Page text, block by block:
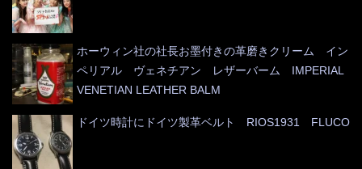
ホーウィン社の社長お墨付きの革磨きクリーム イン
ペリアル ヴェネチアン レザーバーム IMPERIAL
VENETIAN LEATHER BALM
ドイツ時計にドイツ製革ベルト RIOS1931 FLUCO